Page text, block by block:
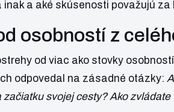
inak a aké skúsenosti považujú za
osobností z
od viac ako stovky
odpovedal na zásadné otázky:
začiatku svojej cesty? Ako zvládate